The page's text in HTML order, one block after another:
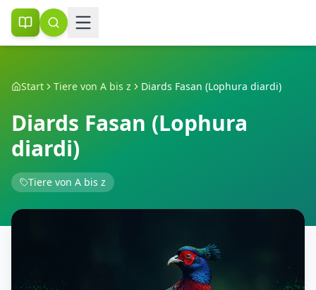
Start Tiere von A bis z Diards Fasan (Lophura diardi)
Diards Fasan (Lophura
diardi)
Tiere von A bis z